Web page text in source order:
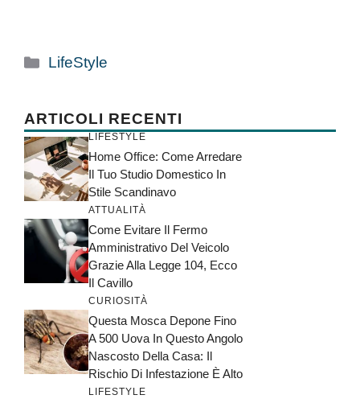
Categorie
LifeStyle
ARTICOLI RECENTI
LIFESTYLE
Home Office: Come Arredare
Il Tuo Studio Domestico In
Stile Scandinavo
ATTUALITÀ
Come Evitare Il Fermo
Amministrativo Del Veicolo
Grazie Alla Legge 104, Ecco
Il Cavillo
CURIOSITÀ
Questa Mosca Depone Fino
A 500 Uova In Questo Angolo
Nascosto Della Casa: Il
Rischio Di Infestazione È Alto
LIFESTYLE